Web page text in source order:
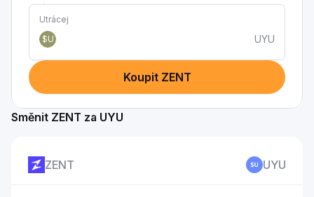
Utrácej
$U
UYU
Koupit ZENT
Směnit ZENT za UYU
ZENT UYU